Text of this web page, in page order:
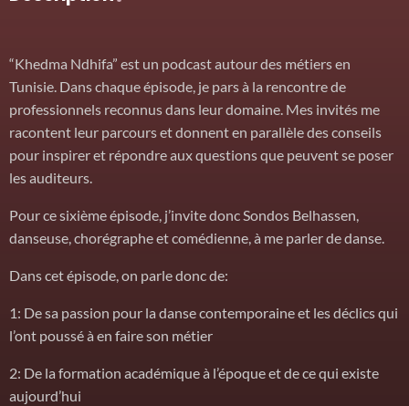
“Khedma Ndhifa” est un podcast autour des métiers en
Tunisie. Dans chaque épisode, je pars à la rencontre de
professionnels reconnus dans leur domaine. Mes invités me
racontent leur parcours et donnent en parallèle des conseils
pour inspirer et répondre aux questions que peuvent se poser
les auditeurs.
Pour ce sixième épisode, j’invite donc Sondos Belhassen,
danseuse, chorégraphe et comédienne, à me parler de danse.
Dans cet épisode, on parle donc de:
1: De sa passion pour la danse contemporaine et les déclics qui
l’ont poussé à en faire son métier
2: De la formation académique à l’époque et de ce qui existe
aujourd’hui